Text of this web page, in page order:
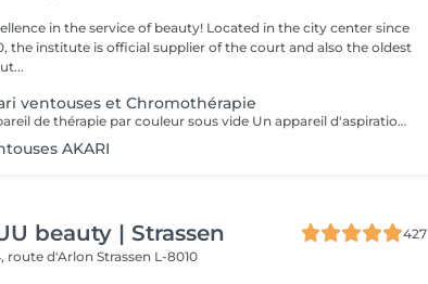
in the service of beauty! Located in the city center since
the institute is official supplier of the court and also the oldest
ventouses et Chromothérapie
Appareil de thérapie par couleur sous vide Un appareil d'aspiration - complété avec 21 couleurs (barre de couleurs Akari). APPLICATIONS En cosmétique, en massage, en physiothérapie et dans le domaine médical. AVANTAGE En raison du vide, de la levée sans pression, la circulation sanguine et la lymphe sont stimulées. Ce vide est constant, finement contrôlé et réglable. Il a un train doux. Cela signifie qu'il peut également être utilisé sur les zones les plus sensibles - cicatrices, contour des yeux, lèvres, zones douloureuses ... APPLICATIONS POSSIBLES EN COSMÉTIQUE, Pour resserrer et affiner le visage (rides autour des yeux et des lèvres), cou et décolleté les bras supérieurs , ventre , hanche , cellulite DANS LE MASSAGE, drainage , réflexologie , tissu conjonctif, le drainage lymphatique , compensation des méridiens , dans les blessures sportives Pour le post-traitement des opérations faciales Possibilité d'utiliser une pyramide de cristal de roche pour faire des stimulations de couleur.
AKARI
beauty | Strassen
427
route d'ArlonStrassen L-8010